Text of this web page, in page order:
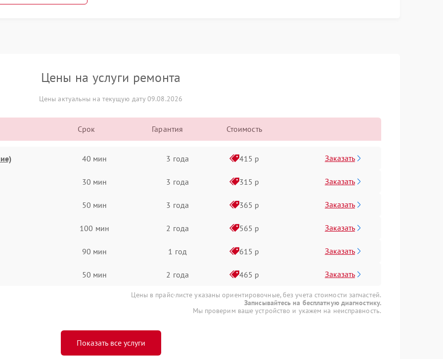
Цены на услуги ремонта
Цены актуальны на текущую дату 09.08.2026
Срок Гарантия Стоимость
40 мин 3 года 415 р Заказать
30 мин 3 года 315 р Заказать
50 мин 3 года 365 р Заказать
100 мин 2 года 565 р Заказать
90 мин 1 год 615 р Заказать
50 мин 2 года 465 р Заказать
Цены в прайс-листе указаны ориентировочные, без учета стоимости запчастей.
Записывайтесь на бесплатную диагностику.
Мы проверим ваше устройство и укажем на неисправность.
Показать все услуги